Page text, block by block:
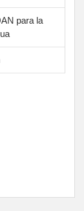
para la